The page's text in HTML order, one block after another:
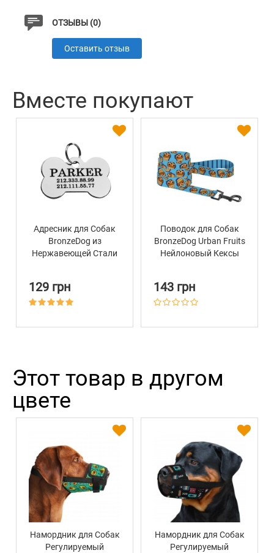
ОТЗЫВЫ (0)
Оставить отзыв
Вместе покупают
Адресник для Собак
BronzeDog из
Нержавеющей Стали
129 грн
Поводок для Собак
BronzeDog Urban Fruits
Нейлоновый Кексы
143 грн
Этот товар в другом
цвете
Намордник для Собак
Регулируемый
Намордник для Собак
Регулируемый